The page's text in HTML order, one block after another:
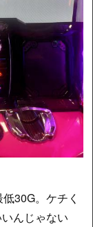
30G。ケチく
んじゃない